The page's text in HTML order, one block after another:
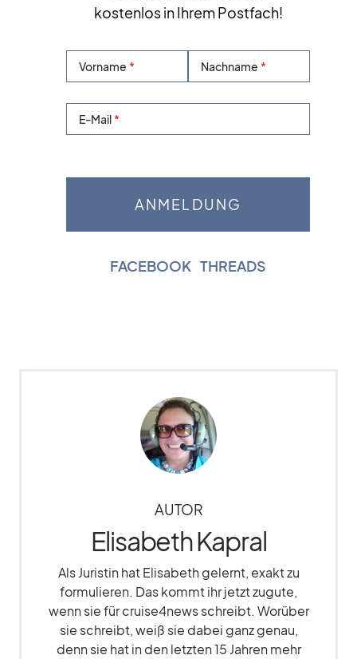
kostenlos in Ihrem Postfach!
Vorname Nachname
E-Mail
FACEBOOK THREADS
AUTOR
Elisabeth Kapral
Als Juristin hat Elisabeth gelernt, exakt zu
formulieren. Das kommt ihr jetzt zugute,
wenn sie für cruise4news schreibt. Worüber
sie schreibt, weiß sie dabei ganz genau,
denn sie hat in den letzten 15 Jahren mehr